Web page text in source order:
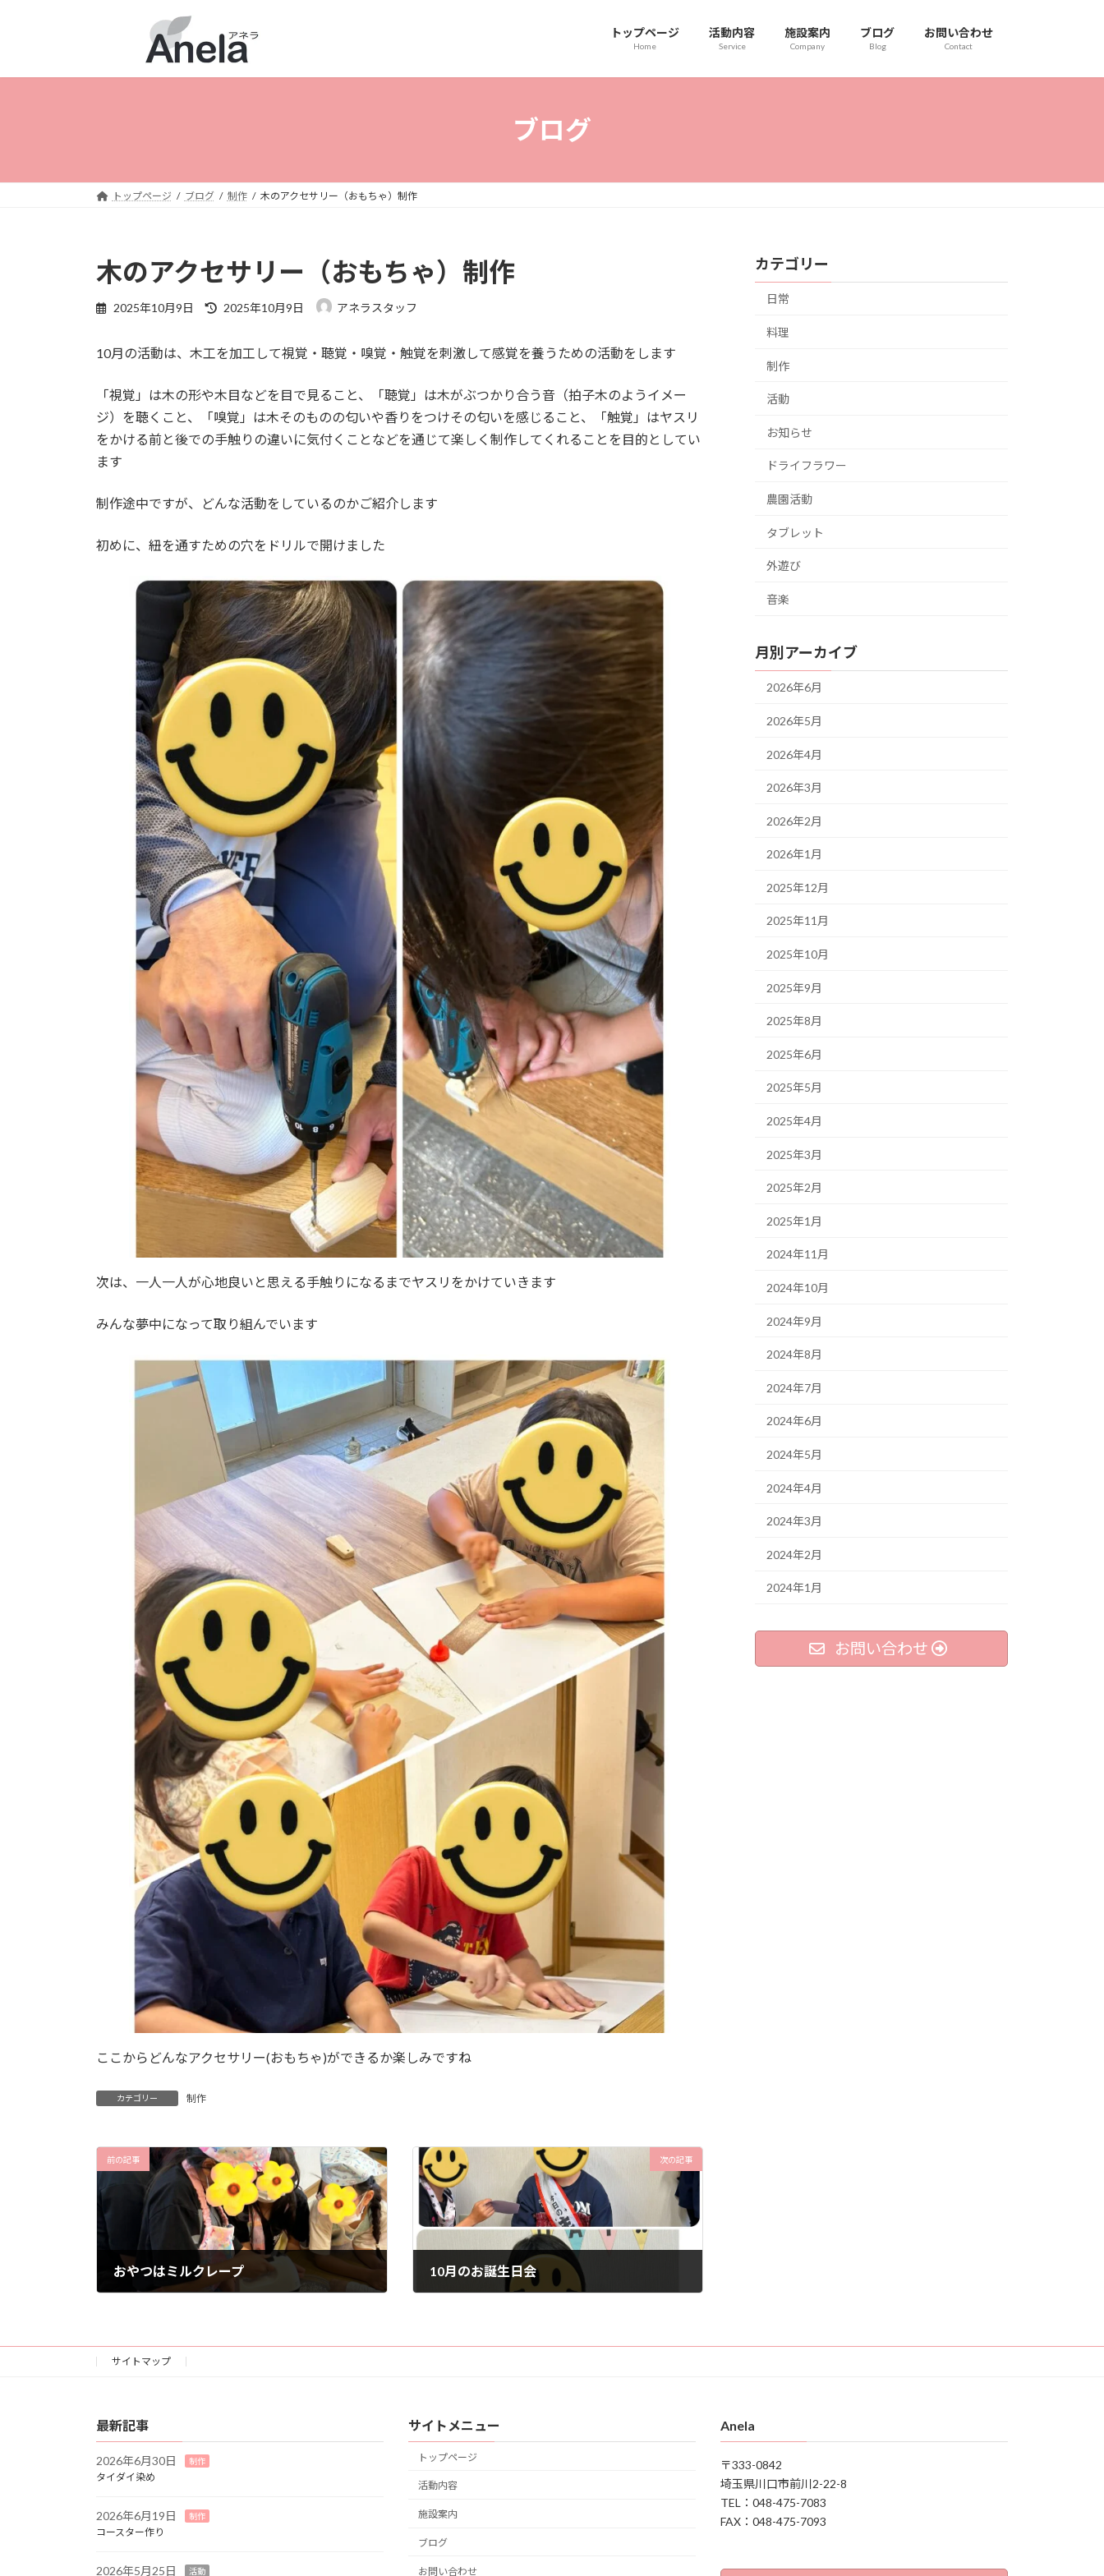
プ
動
トップページ
Home
活動内容
Service
施設案内
Company
ブログ
Blog
お問い合わせ
Contact
ブログ
トップページ ブログ 制作 木のアクセサリー（おもちゃ）制作
木のアクセサリー（おもちゃ）制作
2025年10月9日
最
新
時
:
2025年10月9日 アネラスタッフ
10月の活動は、木工を加工して視覚・聴覚・嗅覚・触覚を刺激して感覚を養うための活動をします
「視覚」は木の形や木目などを目で見ること、「聴覚」は木がぶつかり合う音（拍子木のようイメー
ジ）を聴くこと、「嗅覚」は木そのものの匂いや香りをつけその匂いを感じること、「触覚」はヤスリ
をかける前と後での手触りの違いに気付くことなどを通じて楽しく制作してくれることを目的としてい
ます
制作途中ですが、どんな活動をしているのかご紹介します
初めに、紐を通すための穴をドリルで開けました
次は、一人一人が心地良いと思える手触りになるまでヤスリをかけていきます
みんな夢中になって取り組んでいます
ここからどんなアクセサリー(おもちゃ)ができるか楽しみですね
カテゴリー 制作
前の記事
おやつはミルクレープ
次の記事
10月のお誕生日会
カテゴリー
日常
料理
制作
活動
お知らせ
ドライフラワー
農園活動
タブレット
外遊び
音楽
月別アーカイブ
2026年6月
2026年5月
2026年4月
2026年3月
2026年2月
2026年1月
2025年12月
2025年11月
2025年10月
2025年9月
2025年8月
2025年6月
2025年5月
2025年4月
2025年3月
2025年2月
2025年1月
2024年11月
2024年10月
2024年9月
2024年8月
2024年7月
2024年6月
2024年5月
2024年4月
2024年3月
2024年2月
2024年1月
お問い合わせ
サイトマップ
最新記事
2026年6月30日 制作
タイダイ染め
2026年6月19日 制作
コースター作り
2026年5月25日 活動
サイトメニュー
トップページ
活動内容
施設案内
ブログ
お問い合わせ
Anela
〒333-0842
埼玉県川口市前川2-22-8
TEL：048-475-7083
FAX：048-475-7093